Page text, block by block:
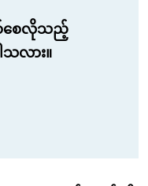
စေလိုသည့်
သလား။